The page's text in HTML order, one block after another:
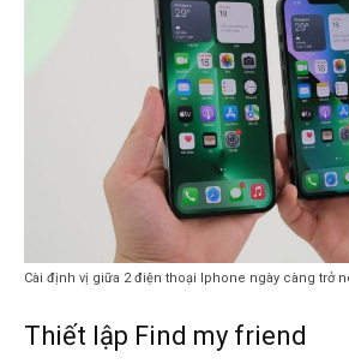
Cài định vị giữa 2 điện thoại Iphone ngày càng trở
Thiết lập Find my friend